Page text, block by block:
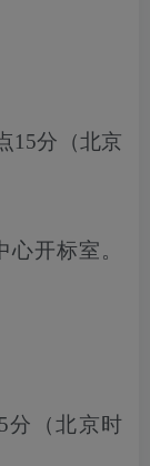
15分 （北京
开标室。
分
（北京时